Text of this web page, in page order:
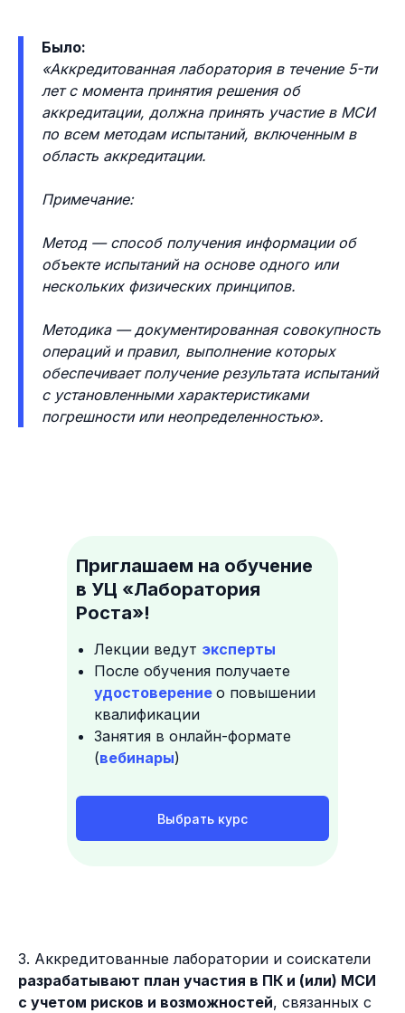
Было:
«Аккредитованная лаборатория в течение 5-ти
лет с момента принятия решения об
аккредитации, должна принять участие в МСИ
по всем методам испытаний, включенным в
область аккредитации.
Примечание:
Метод — способ получения информации об
объекте испытаний на основе одного или
нескольких физических принципов.
Методика — документированная совокупность
операций и правил, выполнение которых
обеспечивает получение результата испытаний
с установленными характеристиками
погрешности или неопределенностью».
Приглашаем на обучение
в УЦ «Лаборатория
Роста»!
Лекции ведут эксперты
После обучения получаете
удостоверение о повышении
квалификации
Занятия в онлайн-формате
(вебинары)
Выбрать курс
3. Аккредитованные лаборатории и соискатели
разрабатывают план участия в ПК и (или) МСИ
с учетом рисков и возможностей, связанных с